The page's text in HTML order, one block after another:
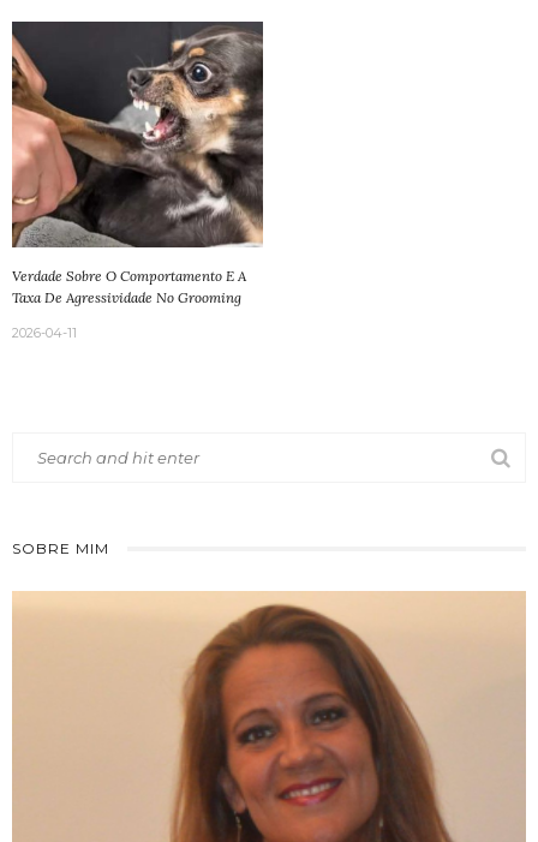
Verdade Sobre O Comportamento E A
Taxa De Agressividade No Grooming
2026-04-11
SOBRE MIM